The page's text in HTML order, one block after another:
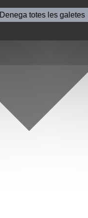
Denega totes les galetes